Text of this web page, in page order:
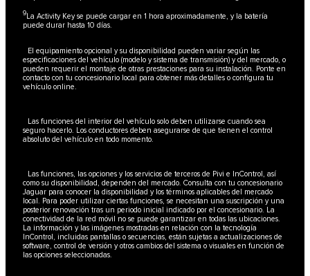
9La Activity Key se puede cargar en 1 hora aproximadamente, y la batería
puede durar hasta 10 días.
El equipamiento opcional y su disponibilidad pueden variar según las
especificaciones del vehículo (modelo y sistema de transmisión) y del mercado, o
pueden requerir el montaje de otras prestaciones para su instalación. Ponte en
contacto con tu concesionario local para obtener más detalles o configura tu
vehículo online.
Las funciones del interior del vehículo solo deben utilizarse cuando sea
seguro hacerlo. Los conductores deben asegurarse de que tienen el control
absoluto del vehículo en todo momento.
Las funciones, las opciones y los servicios de terceros de Pivi e InControl, así
como su disponibilidad, dependen del mercado. Consulta con tu concesionario
Jaguar para conocer la disponibilidad y los términos aplicables del mercado
local. Para poder utilizar ciertas funciones, se necesitan una suscripción y una
posterior renovación tras un periodo inicial indicado por el concesionario. La
conectividad de la red móvil no se puede garantizar en todas las ubicaciones.
La información y las imágenes mostradas en relación con la tecnología
InControl, incluidas pantallas o secuencias, están sujetas a actualizaciones de
software, control de versión y otros cambios del sistema o visuales en función de
las opciones seleccionadas.